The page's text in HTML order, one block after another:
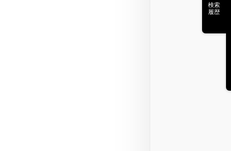
検索
履歴